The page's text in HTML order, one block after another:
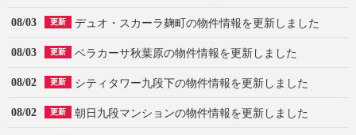
08/03 更新 デュオ・スカーラ麹町の物件情報を更新しました
08/03 更新 ベラカーサ秋葉原の物件情報を更新しました
08/02 更新 シティタワー九段下の物件情報を更新しました
08/02 更新 朝日九段マンションの物件情報を更新しました